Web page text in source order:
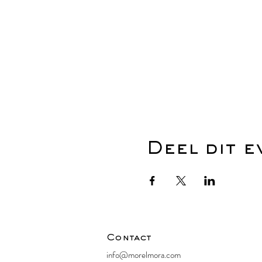
Deel dit
Contact
info@morelmora.com